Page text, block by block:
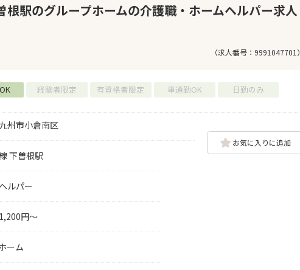
根駅のグループホームの介護職・ホームヘルパー求人
（求人番号：9991047701）
経験者限定 有資格者限定 車通勤OK 日勤のみ
州市小倉南区
下曽根駅
ルパー
円～
ーム
お気に入りに追加